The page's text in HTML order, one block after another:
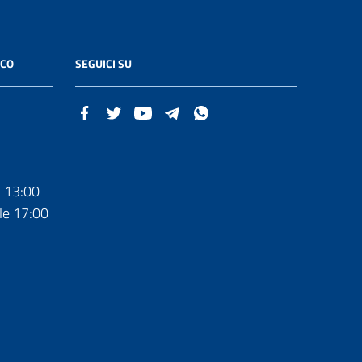
13:00
17:00
SEGUICI SU